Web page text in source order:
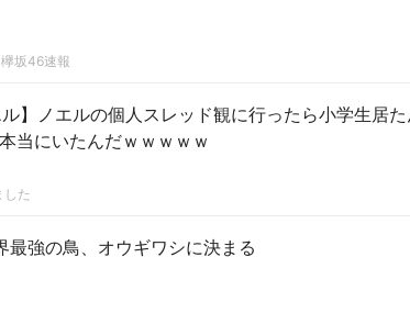
欅坂46速報
】ノエルの個人スレッド観に行ったら小学生居
当にいたんだｗｗｗｗｗ
した
最強の鳥、オウギワシに決まる